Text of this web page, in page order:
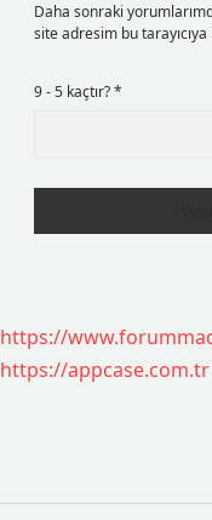
Daha sonraki
site adresim bu
9 - 5 kaçtır?*
https://
https://appcase.com.tr